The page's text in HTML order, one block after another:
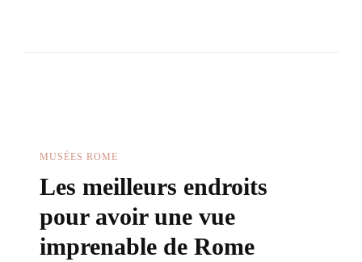
MUSÉES ROME
Les meilleurs endroits
pour avoir une vue
imprenable de Rome